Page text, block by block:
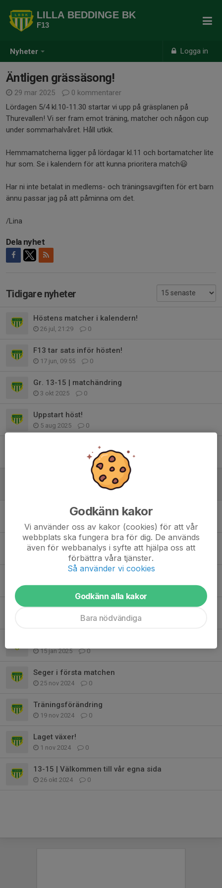
Nyheter Logga in
LILLA BEDDINGE BK
F13
Äntligen grässäsong!
29 mar 2025
0 kommentarer
Lördagen 5/4 kl.10-11.30 startar vi upp på gräsplanen på
Thurevallen! Vi ser fram emot träning, matcher och någon cup
under sommarhalvåret. Håll utkik.
Hemmamatcherna ligger på lördagar kl.11 och bortamatcher lite
hur som. Se i kalendern för att kunna prioritera match😃
Har ni inte betalat in medlems- och träningsavgiften för ert barn
ännu passar jag på att påminna om det.
/Lina
Dela nyhet
Tidigare nyheter
Höstens matcher i kalendern!
26 jul, 21:29 0
F13 tar sats inför hösten!
17 jun, 09:55 0
Gr. 13-15 | matchändring
3 okt 2025 0
Uppstart höst!
5 aug 2025 0
Sommaravslutning 7/6
Äntligen grässäsong!
Träningen inställd onsdag och lördag v.13
Fantastiskt genomförd cup!
23 feb 2025 1
5 feb 2025 0
Välkomna till Lilla Beddinge
0
15 jan 2025 0
Seger i första matchen
25 nov 2024 0
Träningsförändring
19 nov 2024 0
Laget växer!
1 nov 2024 0
13-15 | Välkommen till vår egna sida
26 okt 2024 0
Godkänn kakor
Vi använder oss av kakor (cookies) för att vår
webbplats ska fungera bra för dig. De används
även för webbanalys i syfte att hjälpa oss att
förbättra våra tjänster.
Så använder vi cookies
Godkänn alla kakor
Bara nödvändiga